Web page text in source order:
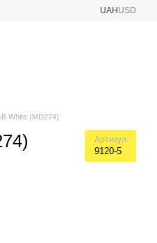
UAH USD
White (MD274)
Артикул
9120-5